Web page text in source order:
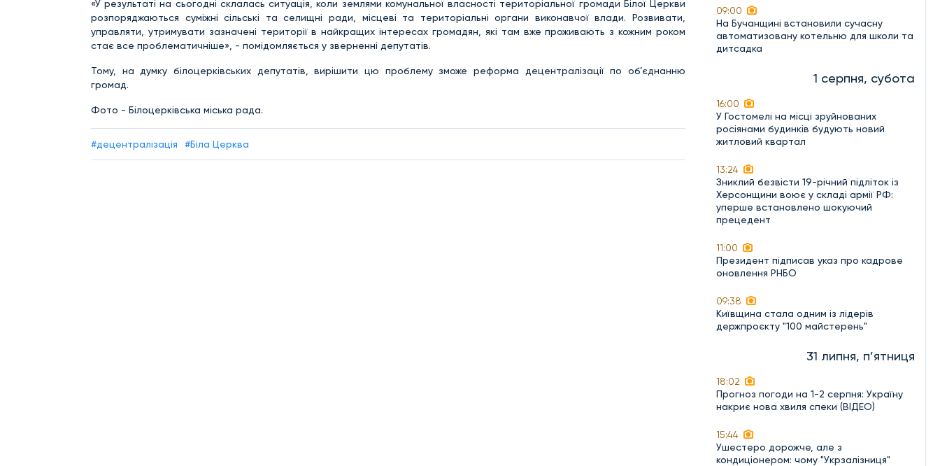
«У результаті на сьогодні склалась ситуація, коли землями комунальної власності територіальної громади Білої Церкви
розпоряджаються суміжні сільські та селищні ради, місцеві та територіальні органи виконавчої влади. Розвивати,
управляти, утримувати зазначені території в найкращих інтересах громадян, які там вже проживають з кожним роком
стає все проблематичніше», - помідомляється у зверненні депутатів.
Тому, на думку білоцерківських депутатів, вирішити цю проблему зможе реформа децентралізації по об’єднанню
громад.
Фото - Білоцерківська міська рада.
#децентралізація #Біла Церква
09:00
На Бучанщині встановили сучасну
автоматизовану котельню для школи та
дитсадка
1 серпня, субота
16:00
У Гостомелі на місці зруйнованих
росіянами будинків будують новий
житловий квартал
13:24
Зниклий безвісти 19-річний підліток із
Херсонщини воює у складі армії РФ:
уперше встановлено шокуючий
прецедент
11:00
Президент підписав указ про кадрове
оновлення РНБО
09:38
Київщина стала одним із лідерів
держпроєкту "100 майстерень"
31 липня, п’ятниця
18:02
Прогноз погоди на 1-2 серпня: Україну
накриє нова хвиля спеки (ВІДЕО)
15:44
Ушестеро дорожче, але з
кондиціонером: чому "Укрзалізниця"